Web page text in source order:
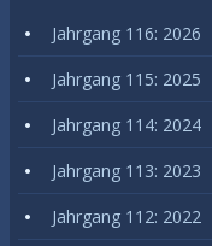
Jahrgang 116: 2026
Jahrgang 115: 2025
Jahrgang 114: 2024
Jahrgang 113: 2023
Jahrgang 112: 2022